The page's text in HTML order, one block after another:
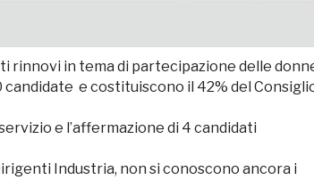
rinnovi in tema di partecipazione delle
e costituiscono il 42% del
e l’affermazione di 4 candidati
Industria, non si conoscono ancora i